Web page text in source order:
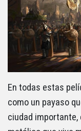
En todas estas
como un payaso
ciudad